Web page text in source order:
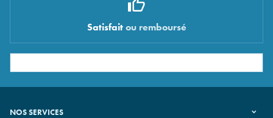
Satisfaitou remboursé
NOS SERVICES